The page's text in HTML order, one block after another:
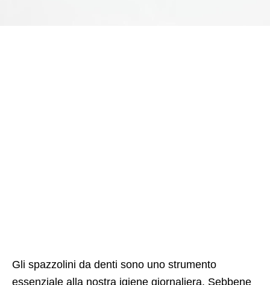
Gli spazzolini da denti sono uno strumento
essenziale alla nostra igiene giornaliera. Sebbene